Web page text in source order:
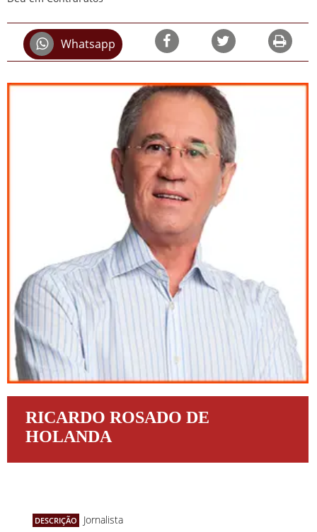
Whatsapp
RICARDO ROSADO DE
HOLANDA
DESCRIÇÃO Jornalista